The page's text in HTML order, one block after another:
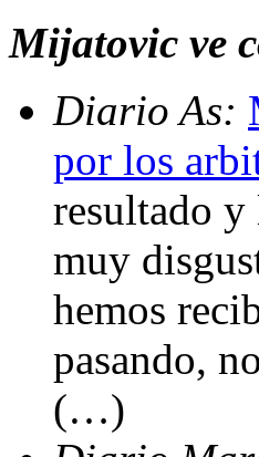
Mijatovic ve
Diario As:
por los
resultado
muy
hemos
pasando,
(…)